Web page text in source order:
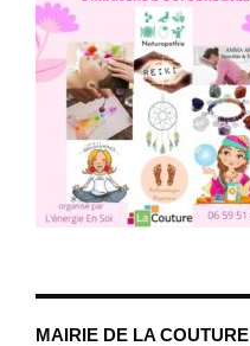
MAIRIE DE LA COUTURE